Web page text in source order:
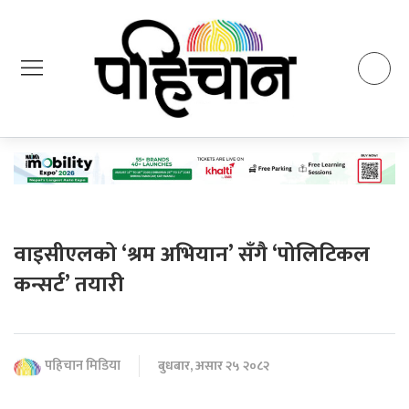
वाइसीएलको ‘श्रम अभियान’ सँगै ‘पोलिटिकल
कन्सर्ट’ तयारी
पहिचान मिडिया बुधबार, असार २५ २०८२